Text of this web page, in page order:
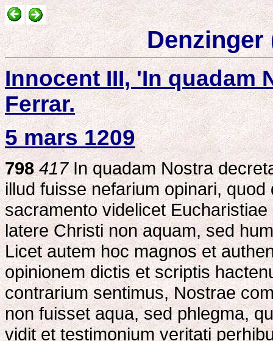
Denzinger
Innocent III, 'In quadam
Ferrar.
5 mars 1209
798 417In quadam Nostra
illud fuisse nefarium opinari,
sacramento videlicet
latere Christi non aquam, sed
Licet autem hoc magnos et
opinionem dictis et scriptis
contrarium sentimus, Nostrae
non fuisset aqua, sed phlegma,
vidit et testimonium veritati